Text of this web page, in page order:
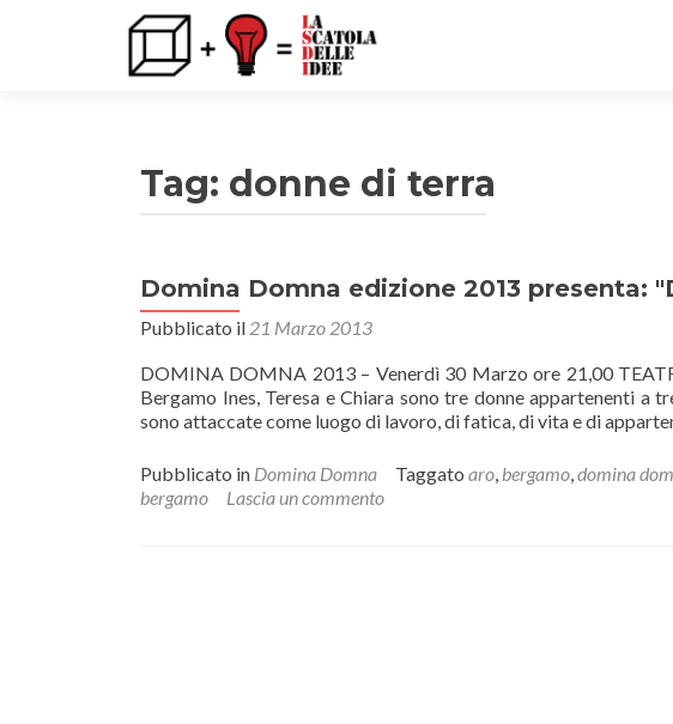
Tag: donne di terra
Domina Domna edizione 2013 presenta:
Pubblicato il 21 Marzo 2013
DOMINA DOMNA 2013 – Venerdì 30 Marzo ore 21,00
Bergamo Ines, Teresa e Chiara sono tre donne appartenenti a
sono attaccate come luogo di lavoro, di fatica, di vita e di
Pubblicato in Domina Domna Taggato aro, bergamo,domina
bergamo
Lascia un commento